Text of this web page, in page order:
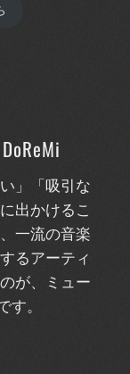
」「吸引な
出かけるこ
一流の音楽
るアーティ
が、ミュー
。